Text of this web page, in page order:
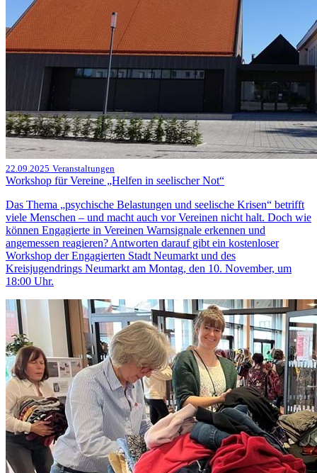
22.09.2025 Veranstaltungen
Workshop für Vereine „Helfen in seelischer Not“
Das Thema „psychische Belastungen und seelische Krisen“ betrifft
viele Menschen – und macht auch vor Vereinen nicht halt. Doch wie
können Engagierte in Vereinen Warnsignale erkennen und
angemessen reagieren? Antworten darauf gibt ein kostenloser
Workshop der Engagierten Stadt Neumarkt und des
Kreisjugendrings Neumarkt am Montag, den 10. November, um
18:00 Uhr.